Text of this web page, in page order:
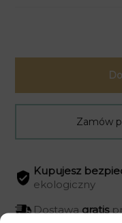
Zamów
Kupujesz
ekologiczny
Dostawagratis